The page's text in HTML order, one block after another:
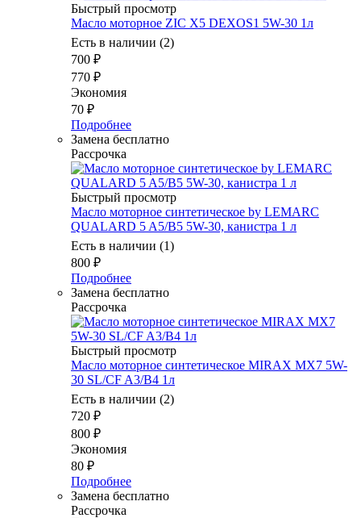
Быстрый просмотр
Масло моторное ZIC X5 DEXOS1 5W-30 1л
Есть в наличии (2)
700 ₽
770 ₽
Экономия
70 ₽
Подробнее
Замена бесплатно
Рассрочка
Быстрый просмотр
Масло моторное синтетическое by LEMARC
QUALARD 5 A5/B5 5W-30, канистра 1 л
Есть в наличии (1)
800 ₽
Подробнее
Замена бесплатно
Рассрочка
Быстрый просмотр
Масло моторное синтетическое MIRAX MX7 5W-
30 SL/CF A3/B4 1л
Есть в наличии (2)
720 ₽
800 ₽
Экономия
80 ₽
Подробнее
Замена бесплатно
Рассрочка